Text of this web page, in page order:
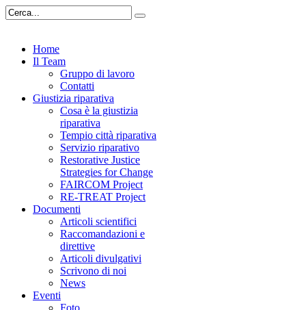
Home
Il Team
Gruppo di lavoro
Contatti
Giustizia riparativa
Cosa è la giustizia
riparativa
Tempio città riparativa
Servizio riparativo
Restorative Justice
Strategies for Change
FAIRCOM Project
RE-TREAT Project
Documenti
Articoli scientifici
Raccomandazioni e
direttive
Articoli divulgativi
Scrivono di noi
News
Eventi
Foto